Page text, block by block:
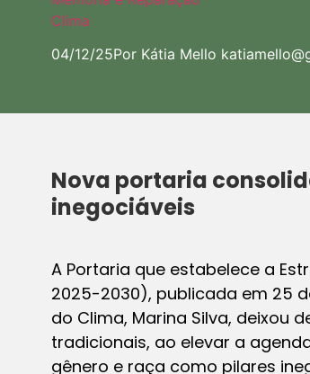
Clima
04/12/25Por Kátia Mello
Nova portaria
inegociáveis
A Portaria que estabelece a
2025-2030), publicada em 25
do Clima, Marina Silva, deixou
tradicionais, ao elevar a
gênero e raça como pilares